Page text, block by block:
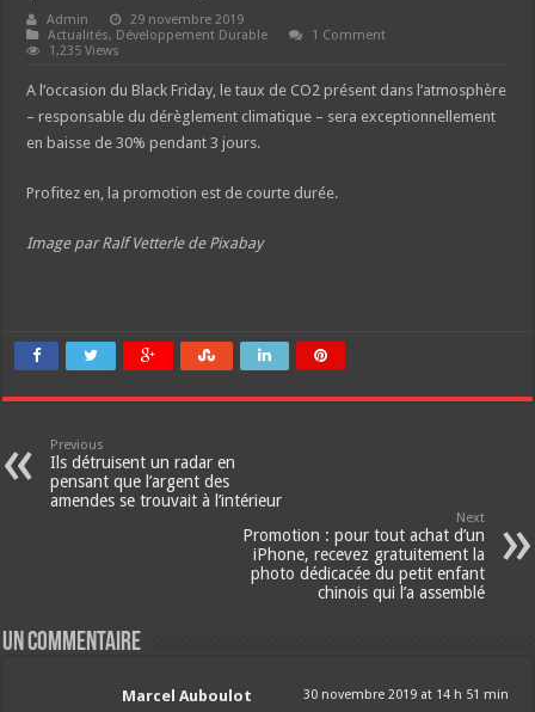
Admin
29 novembre 2019
Actualités, Développement Durable
1 Comment
1,235 Views
A l’occasion du Black Friday, le taux de CO2 présent dans l’atmosphère
– responsable du dérèglement climatique – sera exceptionnellement
en baisse de 30% pendant 3 jours.
Profitez en, la promotion est de courte durée.
Image par Ralf Vetterle de Pixabay
Previous
Ils détruisent un radar en
pensant que l’argent des
amendes se trouvait à l’intérieur
Next
Promotion : pour tout achat d’un
iPhone, recevez gratuitement la
photo dédicacée du petit enfant
chinois qui l’a assemblé
Un commentaire
Marcel Auboulot 30 novembre 2019 at 14 h 51 min